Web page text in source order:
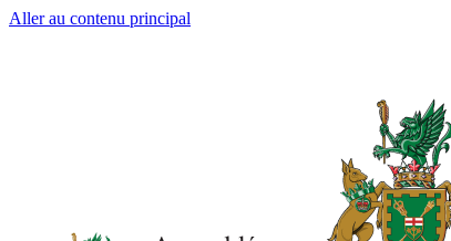
Aller au contenu principal